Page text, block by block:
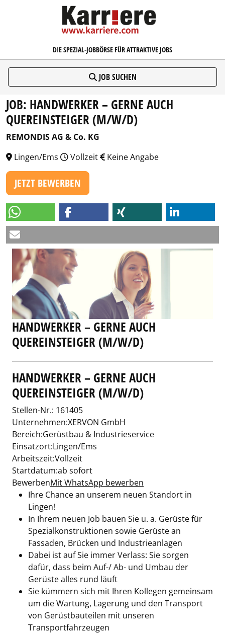
KARRIERE.COM
DIE SPEZIAL-JOBBÖRSE FÜR ATTRAKTIVE JOBS
JOB SUCHEN
JOB: HANDWERKER – GERNE AUCH
QUEREINSTEIGER (M/W/D)
REMONDIS AG & Co. KG
Lingen/Ems
Vollzeit Keine Angabe
JETZT BEWERBEN
HANDWERKER – GERNE AUCH
QUEREINSTEIGER (M/W/D)
HANDWERKER – GERNE AUCH
QUEREINSTEIGER (M/W/D)
Stellen-Nr.: 161405
Unternehmen:XERVON GmbH
Bereich:Gerüstbau & Industrieservice
Einsatzort:Lingen/Ems
Arbeitszeit:Vollzeit
Startdatum:ab sofort
BewerbenMit WhatsApp bewerben
Ihre Chance an unserem neuen Standort in
Lingen!
In Ihrem neuen Job bauen Sie u. a. Gerüste für
Spezialkonstruktionen sowie Gerüste an
Fassaden, Brücken und Industrieanlagen
Dabei ist auf Sie immer Verlass: Sie sorgen
dafür, dass beim Auf-/ Ab- und Umbau der
Gerüste alles rund läuft
Sie kümmern sich mit Ihren Kollegen gemeinsam
um die Wartung, Lagerung und den Transport
von Gerüstbauteilen mit unseren
Transportfahrzeugen